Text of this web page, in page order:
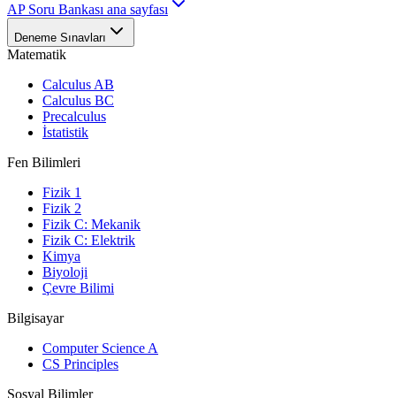
AP Soru Bankası ana sayfası
Deneme Sınavları
Matematik
Calculus AB
Calculus BC
Precalculus
İstatistik
Fen Bilimleri
Fizik 1
Fizik 2
Fizik C: Mekanik
Fizik C: Elektrik
Kimya
Biyoloji
Çevre Bilimi
Bilgisayar
Computer Science A
CS Principles
Sosyal Bilimler